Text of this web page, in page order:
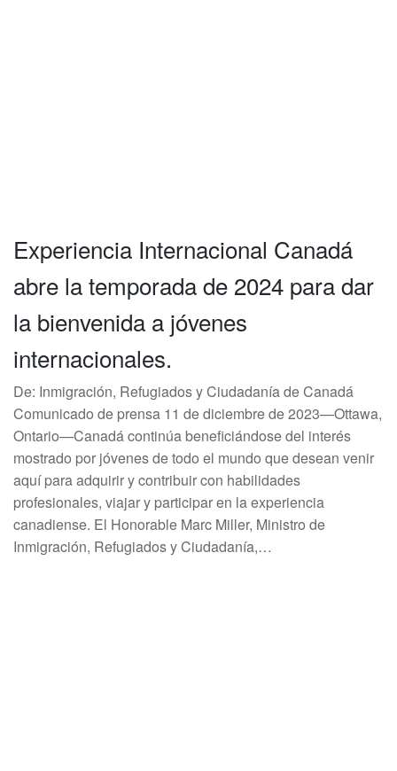
Experiencia Internacional Canadá
abre la temporada de 2024 para dar
la bienvenida a jóvenes
internacionales.
De: Inmigración, Refugiados y Ciudadanía de Canadá
Comunicado de prensa 11 de diciembre de 2023—Ottawa,
Ontario—Canadá continúa beneficiándose del interés
mostrado por jóvenes de todo el mundo que desean venir
aquí para adquirir y contribuir con habilidades
profesionales, viajar y participar en la experiencia
canadiense. El Honorable Marc Miller, Ministro de
Inmigración, Refugiados y Ciudadanía,…